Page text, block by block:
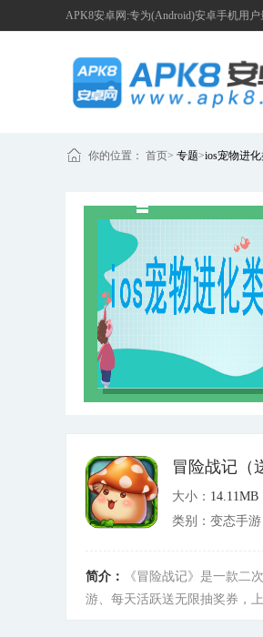
APK8安卓网:专为(Android)安卓手机用
你的位置： 首页> 专题>ios宠物进
冒险战记（
大小： 14.11MB
类别：变态手游
简介：
《冒险战记》是一款二
游、每天活跃送无限抽奖券，